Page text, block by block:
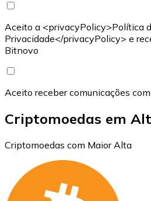
Aceito a <privacyPolicy>Política
Privacidade</privacyPolicy> e
Bitnovo
Aceito receber comunicações
Criptomoedas em
Criptomoedas com Maior Alta